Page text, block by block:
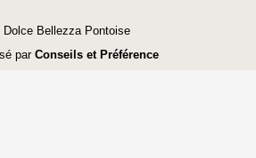
Dolce Bellezza Pontoise
parConseils et Préférence